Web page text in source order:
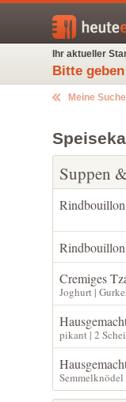
Ihr aktueller
Bitte
Meine
Suppen
Cremiges
Joghurt |
pikant | 2
Semmelknödel